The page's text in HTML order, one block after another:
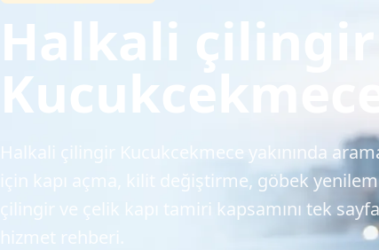
Halkali çilingir
Halkali çilingir Kucukcekmece yakınında
için kapı açma, kilit değiştirme, göbek
çilingir ve çelik kapı tamiri kapsamını tek
hizmet rehberi.